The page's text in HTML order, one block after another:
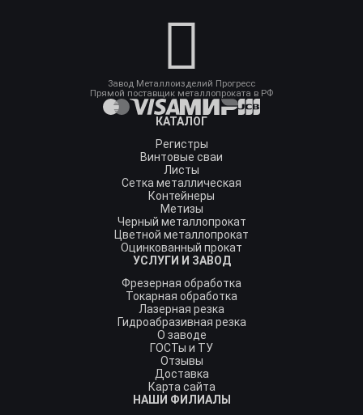
Завод Металлоизделий Прогресс
Прямой поставщик металлопроката в РФ
КАТАЛОГ
Регистры
Винтовые сваи
Листы
Сетка металлическая
Контейнеры
Метизы
Черный металлопрокат
Цветной металлопрокат
Оцинкованный прокат
УСЛУГИ И ЗАВОД
Фрезерная обработка
Токарная обработка
Лазерная резка
Гидроабразивная резка
О заводе
ГОСТы и ТУ
Отзывы
Доставка
Карта сайта
НАШИ ФИЛИАЛЫ